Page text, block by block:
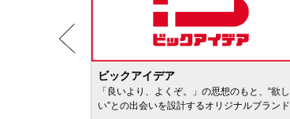
ビックアイデア
「良いより、よくぞ。」の思想のもと、“欲し
い”との出会いを設計するオリジナルブランド